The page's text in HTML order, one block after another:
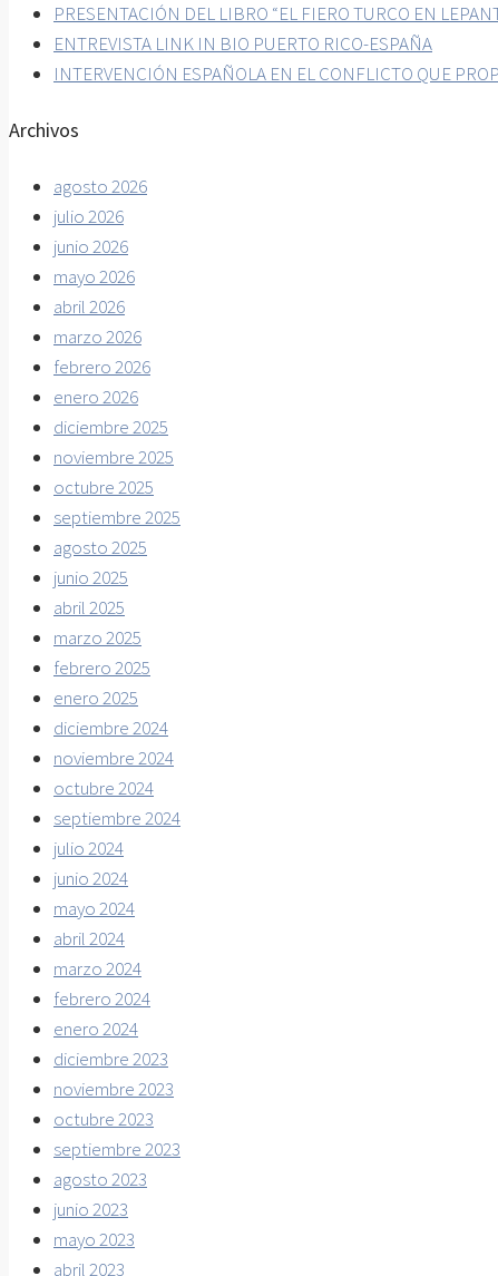
PRESENTACIÓN DEL LIBRO “EL FIERO TURCO EN
ENTREVISTA LINK IN BIO PUERTO RICO-ESPAÑA
INTERVENCIÓN ESPAÑOLA EN EL CONFLICTO QUE
Archivos
agosto 2026
julio 2026
junio 2026
mayo 2026
abril 2026
marzo 2026
febrero 2026
enero 2026
diciembre 2025
noviembre 2025
octubre 2025
septiembre 2025
agosto 2025
junio 2025
abril 2025
marzo 2025
febrero 2025
enero 2025
diciembre 2024
noviembre 2024
octubre 2024
septiembre 2024
julio 2024
junio 2024
mayo 2024
abril 2024
marzo 2024
febrero 2024
enero 2024
diciembre 2023
noviembre 2023
octubre 2023
septiembre 2023
agosto 2023
junio 2023
mayo 2023
abril 2023